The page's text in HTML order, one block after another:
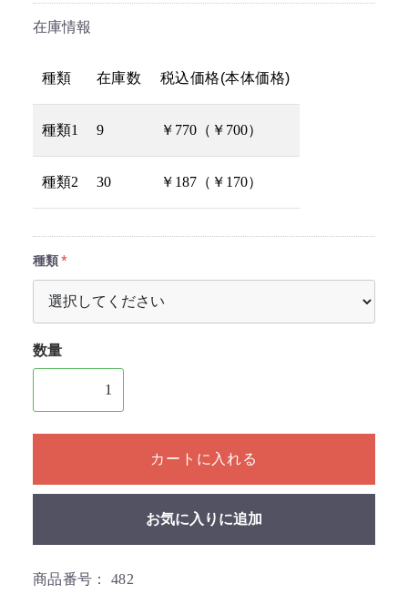
在庫情報
種類 在庫数 税込価格(本体価格)
種類1 9 ￥770（￥700）
種類2 30 ￥187（￥170）
種類
数量
1個以上の数量を入力してください
カートに入れる
お気に入りに追加
商品番号： 482